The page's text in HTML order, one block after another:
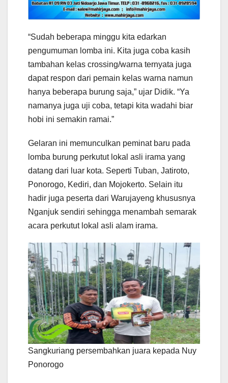
“Sudah beberapa minggu kita edarkan
pengumuman lomba ini. Kita juga coba kasih
tambahan kelas crossing/warna ternyata juga
dapat respon dari pemain kelas warna namun
hanya beberapa burung saja,” ujar Didik. “Ya
namanya juga uji coba, tetapi kita wadahi biar
hobi ini semakin ramai.”
Gelaran ini memunculkan peminat baru pada
lomba burung perkutut lokal asli irama yang
datang dari luar kota. Seperti Tuban, Jatiroto,
Ponorogo, Kediri, dan Mojokerto. Selain itu
hadir juga peserta dari Warujayeng khususnya
Nganjuk sendiri sehingga menambah semarak
acara perkutut lokal asli alam irama.
Sangkuriang persembahkan juara kepada Nuy
Ponorogo